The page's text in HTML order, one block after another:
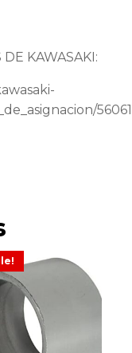
KAWASAKI: